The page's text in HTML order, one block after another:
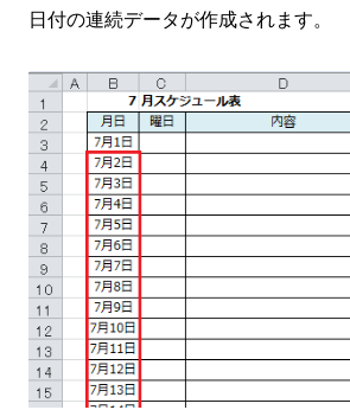
日付の連続データが作成されます。